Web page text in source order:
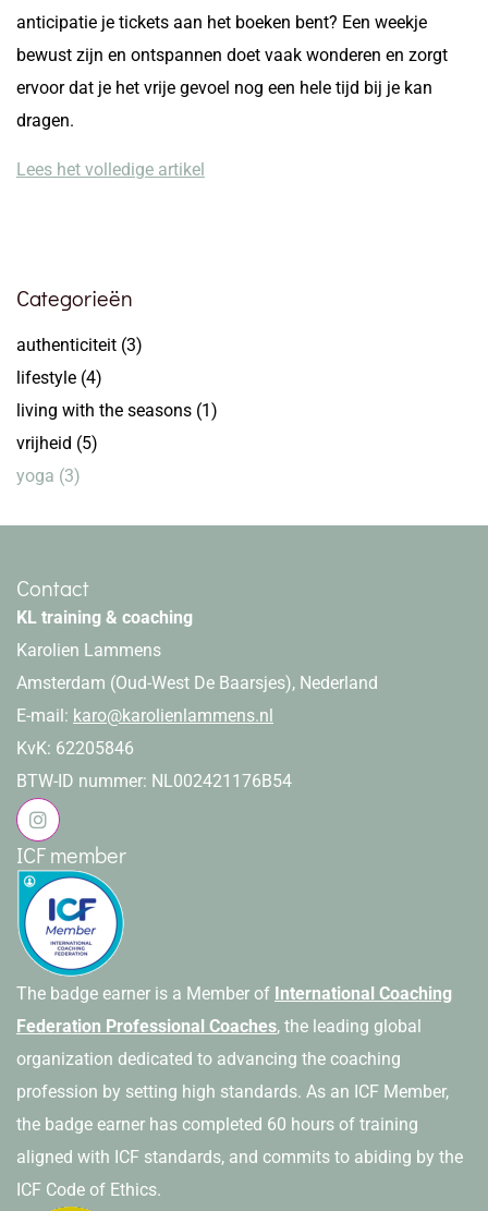
anticipatie je tickets aan het boeken bent? Een weekje
bewust zijn en ontspannen doet vaak wonderen en zorgt
ervoor dat je het vrije gevoel nog een hele tijd bij je kan
dragen.
Lees het volledige artikel
Categorieën
authenticiteit (3)
lifestyle (4)
living with the seasons (1)
vrijheid (5)
yoga (3)
Contact
KL training & coaching
Karolien Lammens
Amsterdam (Oud-West De Baarsjes), Nederland
E-mail: karo@karolienlammens.nl
KvK: 62205846
BTW-ID nummer: NL002421176B54
ICF member
The badge earner is a Member of International Coaching
Federation Professional Coaches, the leading global
organization dedicated to advancing the coaching
profession by setting high standards. As an ICF Member,
the badge earner has completed 60 hours of training
aligned with ICF standards, and commits to abiding by the
ICF Code of Ethics.